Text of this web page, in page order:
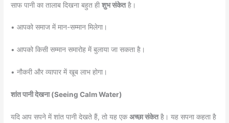
साफ पानी का तालाब दिखना बहुत हीशुभ संकेतहै।
• आपको समाज में मान-सम्मान मिलेगा।
• आपको किसी सम्मान समारोह में बुलाया जा सकता है।
• नौकरी और व्यापार में खूब लाभ होगा।
शांत पानी देखना (Seeing Calm Water)
यदि आप सपने में शांत पानी देखते हैं, तो यह एकअच्छा संकेतहै। यह सपना कहता है